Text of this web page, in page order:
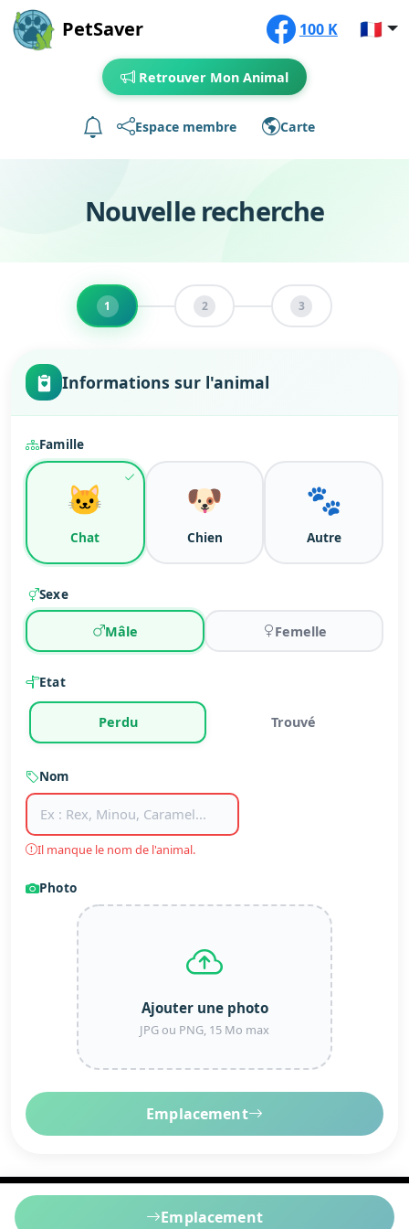
PetSaver 100 K 🇫🇷
Retrouver Mon Animal
Espace membre Carte
Nouvelle recherche
1 2 3
Informations sur l'animal
Famille
🐱
Chat
🐶
Chien
🐾
Autre
Sexe
Mâle Femelle
Etat
Perdu Trouvé
Nom
Il manque le nom de l'animal.
Photo
Ajouter une photo
JPG ou PNG, 15 Mo max
Emplacement
Emplacement
Politique de confidentialité